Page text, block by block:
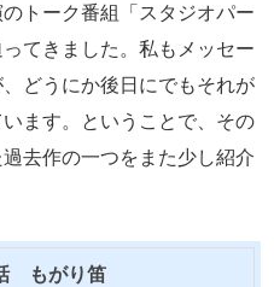
トーク番組「スタジオパー
てきました。私もメッセー
どうにか後日にでもそれが
ます。ということで、その
去作の一つをまた少し紹介
もがり笛